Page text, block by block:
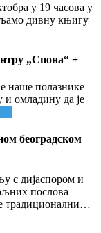
у 19 часова у
дивну књигу
„Спона“ +
наше полазнике
и омладину да је
београдском
с дијаспором и
послова
традиционални…